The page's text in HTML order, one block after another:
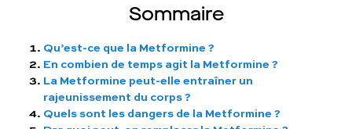
Sommaire
Qu’est-ce que la Metformine ?
En combien de temps agit la Metformine ?
La Metformine peut-elle entraîner un
rajeunissement du corps ?
Quels sont les dangers de la Metformine ?